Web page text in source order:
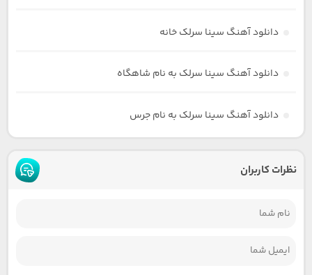
دانلود آهنگ سینا سرلک خانه
دانلود آهنگ سینا سرلک به نام شاهگاه
دانلود آهنگ سینا سرلک به نام جرس
نظرات کاربران